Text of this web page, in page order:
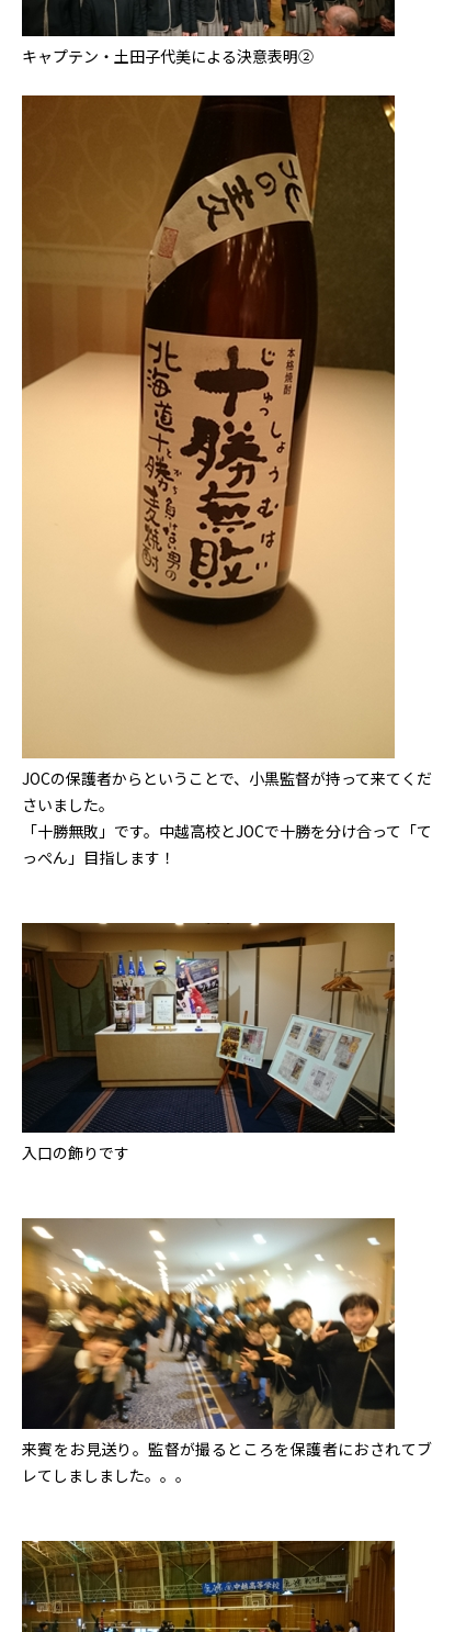
キャプテン・土田子代美による決意表明②
JOCの保護者からということで、小黒監督が持って来てくだ
さいました。
「十勝無敗」です。中越高校とJOCで十勝を分け合って「て
っぺん」目指します！
入口の飾りです
来賓をお見送り。監督が撮るところを保護者におされてブ
レてしましました。。。